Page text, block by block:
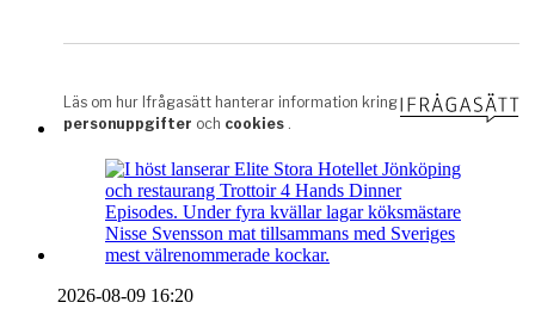
2026-08-09 16:20